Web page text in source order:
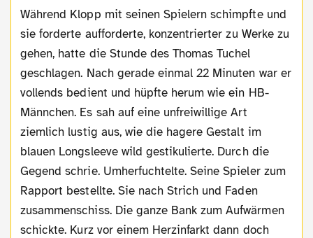
Während Klopp mit seinen Spielern schimpfte und
sie forderte aufforderte, konzentrierter zu Werke zu
gehen, hatte die Stunde des Thomas Tuchel
geschlagen. Nach gerade einmal 22 Minuten war er
vollends bedient und hüpfte herum wie ein HB-
Männchen. Es sah auf eine unfreiwillige Art
ziemlich lustig aus, wie die hagere Gestalt im
blauen Longsleeve wild gestikulierte. Durch die
Gegend schrie. Umherfuchtelte. Seine Spieler zum
Rapport bestellte. Sie nach Strich und Faden
zusammenschiss. Die ganze Bank zum Aufwärmen
schickte. Kurz vor einem Herzinfarkt dann doch